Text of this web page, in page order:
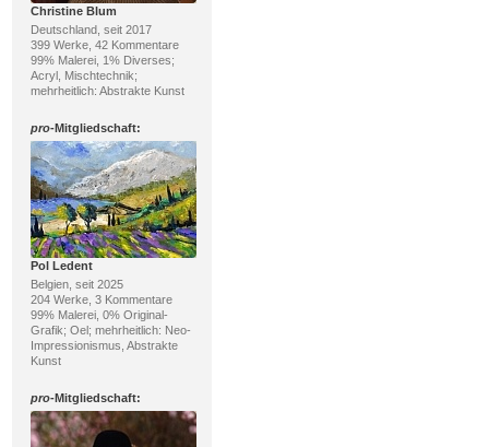
Christine Blum
Deutschland, seit 2017
399 Werke, 42 Kommentare
99% Malerei, 1% Diverses;
Acryl, Mischtechnik;
mehrheitlich: Abstrakte Kunst
pro-Mitgliedschaft:
Pol Ledent
Belgien, seit 2025
204 Werke, 3 Kommentare
99% Malerei, 0% Original-
Grafik; Oel; mehrheitlich: Neo-
Impressionismus, Abstrakte
Kunst
pro-Mitgliedschaft: